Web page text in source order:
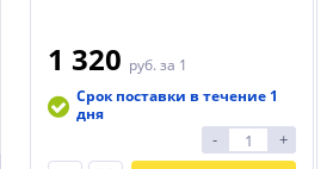
1 320 руб. за 1
Срок поставки в течение 1
дня
- +